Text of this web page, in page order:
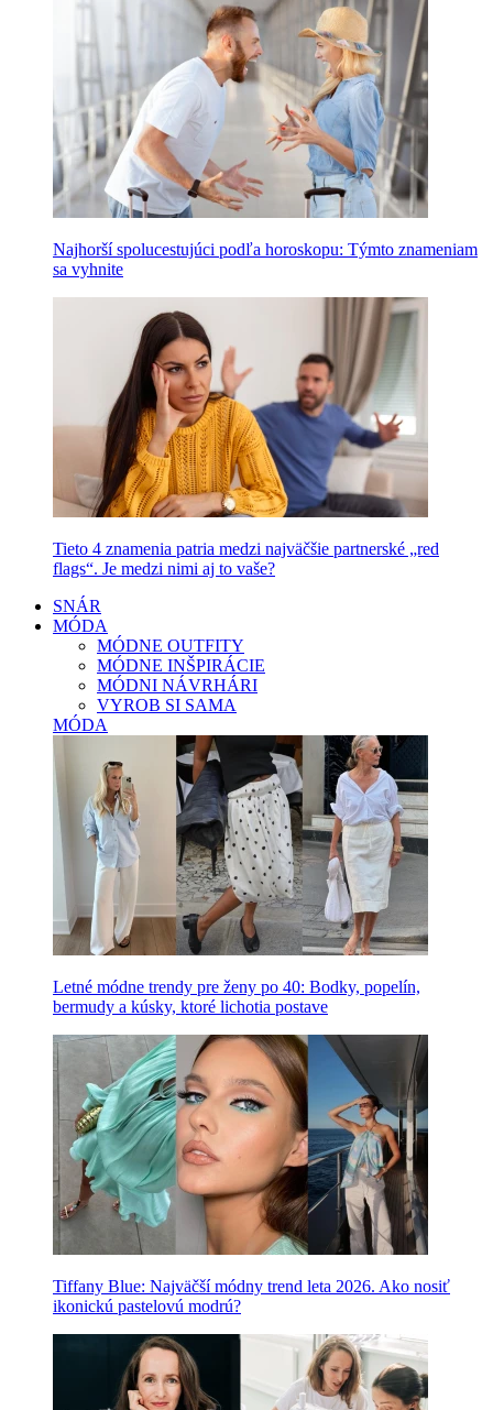
Najhorší spolucestujúci podľa horoskopu: Týmto znameniam
sa vyhnite
Tieto 4 znamenia patria medzi najväčšie partnerské „red
flags“. Je medzi nimi aj to vaše?
SNÁR
MÓDA
MÓDNE OUTFITY
MÓDNE INŠPIRÁCIE
MÓDNI NÁVRHÁRI
VYROB SI SAMA
MÓDA
Letné módne trendy pre ženy po 40: Bodky, popelín,
bermudy a kúsky, ktoré lichotia postave
Tiffany Blue: Najväčší módny trend leta 2026. Ako nosiť
ikonickú pastelovú modrú?